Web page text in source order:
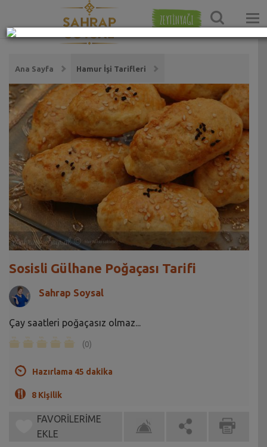
ZEYTİNYAĞI
Ana Sayfa Hamur İşi Tarifleri
Sosisli Gülhane Poğaçası Tarifi
Sahrap Soysal
Çay saatleri poğaçasız olmaz...
(0)
Hazırlama 45 dakika
8 Kişilik
FAVORİLERİME
EKLE